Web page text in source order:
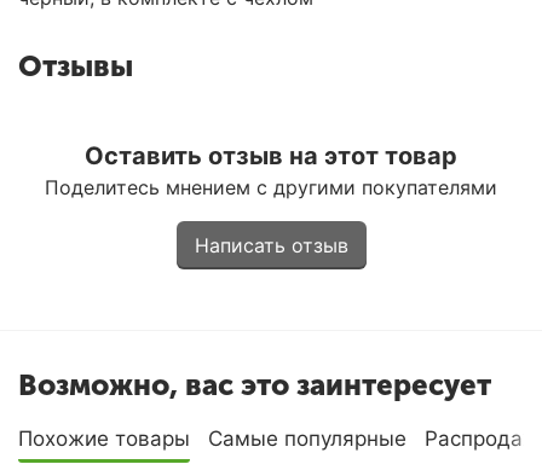
Отзывы
Оставить отзыв на этот товар
Поделитесь мнением с другими покупателями
Написать отзыв
Возможно, вас это заинтересует
Похожие товары Самые популярные